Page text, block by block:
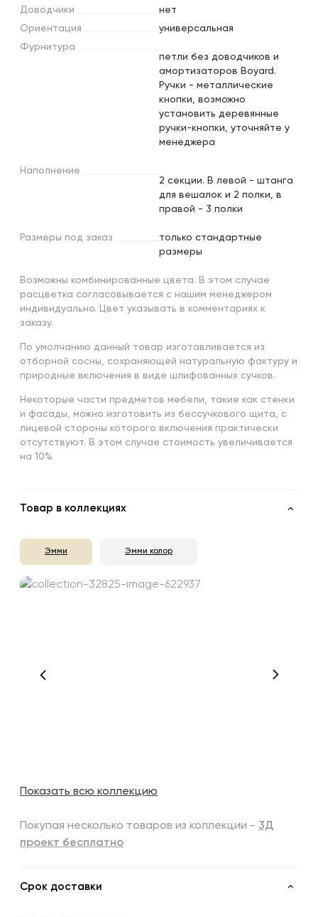
Доводчики
нет
Ориентация
универсальная
Фурнитура
петли без доводчиков и
амортизаторов Boyard.
Ручки - металлические
кнопки, возможно
установить деревянные
ручки-кнопки, уточняйте у
менеджера
Наполнение
2 секции. В левой - штанга
для вешалок и 2 полки, в
правой - 3 полки
Размеры под заказ
только стандартные
размеры
Возможны комбинированные цвета. В этом случае
расцветка согласовывается с нашим менеджером
индивидуально. Цвет указывать в комментариях к
заказу.
По умолчанию данный товар изготавливается из
отборной сосны, сохраняющей натуральную фактуру и
природные включения в виде шлифованных сучков.
Некоторые части предметов мебели, такие как стенки
и фасады, можно изготовить из бессучкового щита, с
лицевой стороны которого включения практически
отсутствуют. В этом случае стоимость увеличивается
на 10%
Товар в коллекциях
Эмми Эмми колор
Показать всю коллекцию
Покупая несколько товаров из коллекции - 3Д
проект бесплатно
Срок доставки